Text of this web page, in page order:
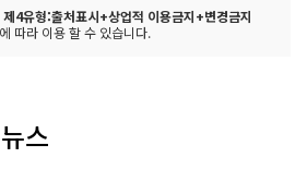
제4유형:출처표시+상업적 이용금지+변경금지
따라 이용 할 수 있습니다.
스